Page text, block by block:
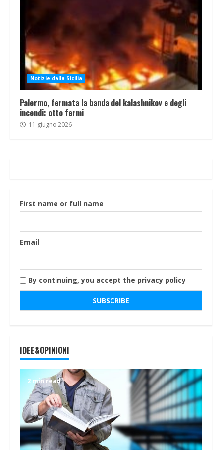
Notizie dalla Sicilia
Palermo, fermata la banda del kalashnikov e degli
incendi: otto fermi
11 giugno 2026
First name or full name
Email
By continuing, you accept the privacy policy
IDEE&OPINIONI
2 min read